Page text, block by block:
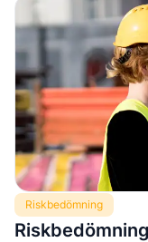
Riskbedömning